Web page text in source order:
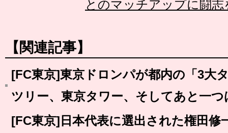
とのマッチアップに闘志
【関連記事】
[FC東京]東京ドロンパが都内の「3大
ツリー、東京タワー、そしてあと一
[FC東京]日本代表に選出された権田修